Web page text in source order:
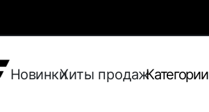
НовинкиХиты продажКатегории